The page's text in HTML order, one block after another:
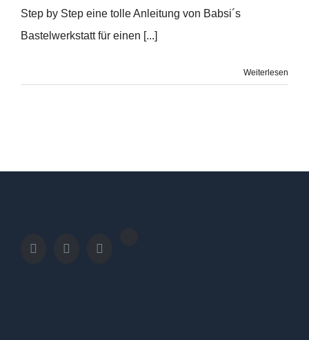
Step by Step eine tolle Anleitung von Babsi´s
Bastelwerkstatt für einen [...]
Weiterlesen